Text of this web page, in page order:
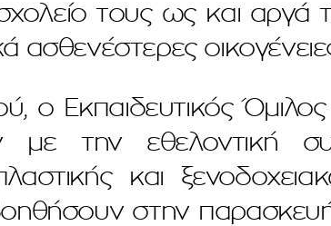
τους ως και αργά
ασθενέστερες
ο Εκπαιδευτικός Όμιλος
με την εθελοντική
και
στην